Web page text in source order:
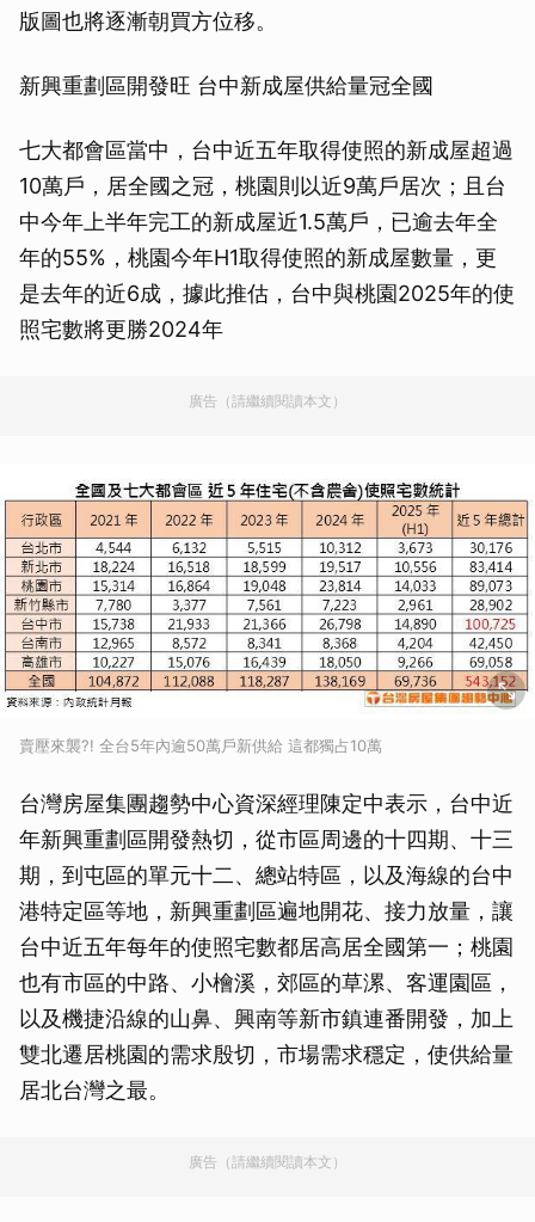
版圖也將逐漸朝買方位移。
新興重劃區開發旺 台中新成屋供給量冠全國
七大都會區當中，台中近五年取得使照的新成屋超過
10萬戶，居全國之冠，桃園則以近9萬戶居次；且台
中今年上半年完工的新成屋近1.5萬戶，已逾去年全
年的55%，桃園今年H1取得使照的新成屋數量，更
是去年的近6成，據此推估，台中與桃園2025年的使
照宅數將更勝2024年
廣告（請繼續閱讀本文）
賣壓來襲?! 全台5年內逾50萬戶新供給 這都獨占10萬
台灣房屋集團趨勢中心資深經理陳定中表示，台中近
年新興重劃區開發熱切，從市區周邊的十四期、十三
期，到屯區的單元十二、總站特區，以及海線的台中
港特定區等地，新興重劃區遍地開花、接力放量，讓
台中近五年每年的使照宅數都居高居全國第一；桃園
也有市區的中路、小檜溪，郊區的草漯、客運園區，
以及機捷沿線的山鼻、興南等新市鎮連番開發，加上
雙北遷居桃園的需求殷切，市場需求穩定，使供給量
居北台灣之最。
廣告（請繼續閱讀本文）